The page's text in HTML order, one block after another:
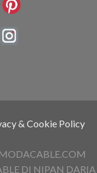
& Cookie Policy
DI NIPAN DARIA